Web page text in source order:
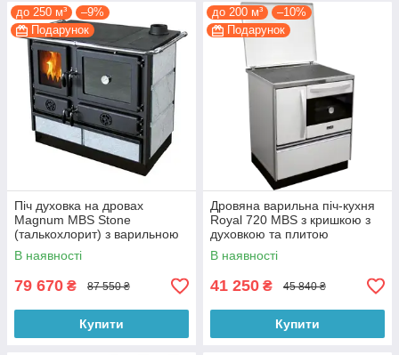
до 250 м³
–9%
Подарунок
Піч духовка на дровах
Magnum MBS Stone
(талькохлорит) з варильною
поверхнею
В наявності
79 670 ₴ 87 550 ₴
Купити
до 200 м³
–10%
Подарунок
Дровяна варильна піч-кухня
Royal 720 MBS з кришкою з
духовкою та плитою
В наявності
41 250 ₴ 45 840 ₴
Купити